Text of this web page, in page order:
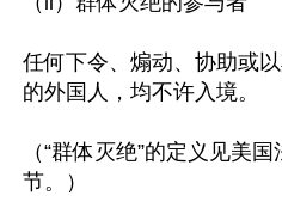
任何下令、煽动、协助或
的外国人，均不许入境。
（“群体灭绝”的定义见美
节。）